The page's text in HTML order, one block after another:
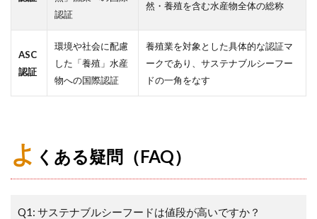
認証
然・養殖を含む水産物全体の総称
ASC
認証
環境や社会に配慮
した「養殖」水産
物への国際認証
養殖業を対象とした具体的な認証マ
ークであり、サステナブルシーフー
ドの一角をなす
よ くある疑問（FAQ）
Q1: サステナブルシーフードは値段が高いですか？